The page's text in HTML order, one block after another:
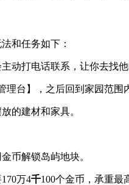
和任务如下：
动打电话联系，让你去找
台】，之后回到家园范围
的建材和家具。
币解锁岛屿地块。
万4千100个金币，承重最